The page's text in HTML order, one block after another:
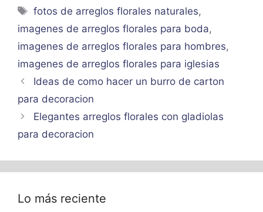
Etiquetas
fotos de arreglos florales naturales,
imagenes de arreglos florales para boda,
imagenes de arreglos florales para hombres,
imagenes de arreglos florales para iglesias
Ideas de como hacer un burro de carton
para decoracion
Elegantes arreglos florales con gladiolas
para decoracion
Lo más reciente